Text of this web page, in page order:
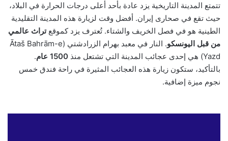
تتمتع المدينة التاريخية يزد عادة بأحد أعلى درجات الحرارة في البلاد،
حيث تقع في صحارى إيران. أفضل وقت لزيارة هذه المدينة التقليدية
الطينية هو في فصل الخريف والشتاء. تُعترف يزد كموقعتراث عالمي
من قبل اليونسكو
. النار في معبد بهرام الزرادشتي (Ātaš Bahrām-e
Yazd) هي إحدى عجائب المدينة التي تشتعل منذ
1500 عام
.
بالتأكيد، ستكون زيارة هذه العجائب المثيرة في راحة فندق خمس
نجوم ميزة إضافية.